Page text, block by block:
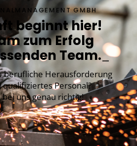
GMBH
beginnt hier!
zum Erfolg
Team._
berufliche Herausforderung
Personal?
bei uns genau richtig!